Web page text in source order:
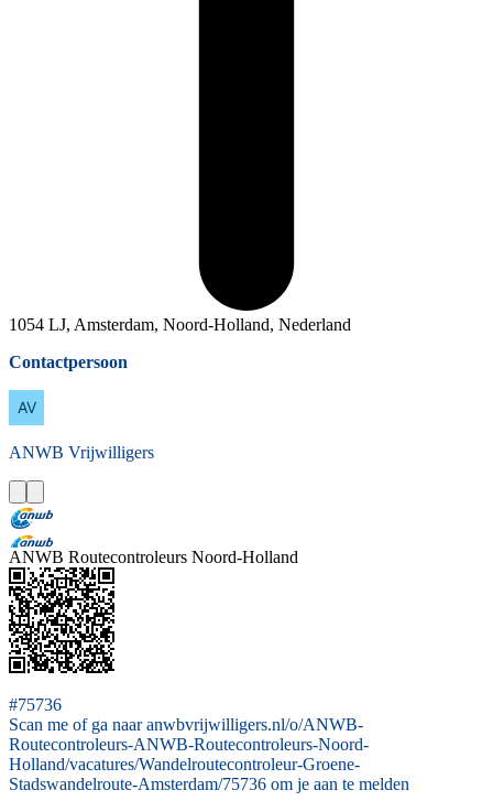
1054 LJ, Amsterdam, Noord-Holland, Nederland
Contactpersoon
ANWB Vrijwilligers
ANWB Routecontroleurs Noord-Holland
#75736
Scan me of ga naar anwbvrijwilligers.nl/o/ANWB-
Routecontroleurs-ANWB-Routecontroleurs-Noord-
Holland/vacatures/Wandelroutecontroleur-Groene-
Stadswandelroute-Amsterdam/75736 om je aan te melden